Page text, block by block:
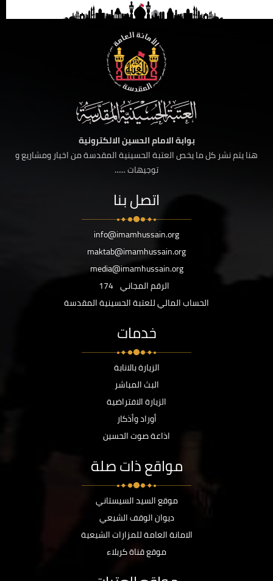
بوابة الامام الحسين الالكترونية
هنا يتم نشر كل ما يخص العتبة الحسينية المقدسة من اخبار ومشاريع و
توجيهات ......
اتصل بنا
info@imamhussain.org
maktab@imamhussain.org
media@imamhussain.org
الرقم المجاني 174
الحساب المالي للعتبة الحسينية المقدسة
خدمات
الزيارة بالانابة
البث المباشر
الزيارة الافتراضية
أوراد وأذكار
اذاعة صوت الحسين
مواقع ذات صلة
موقع السيد السيستاني
ديوان الوقف الشيعي
الامانة العامة للمزارات الشيعية
موقع قناة كربلاء